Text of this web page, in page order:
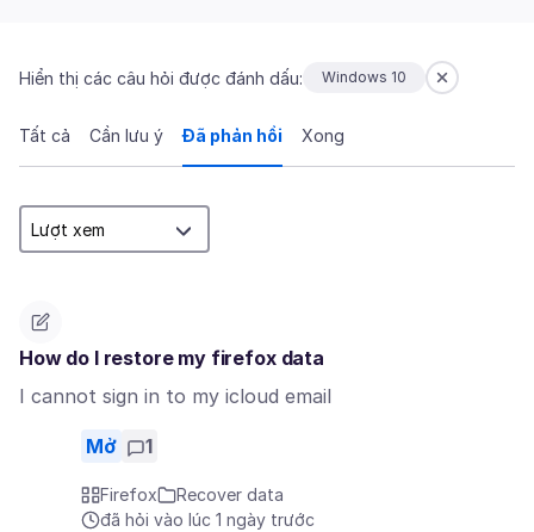
Hiển thị các câu hỏi được đánh dấu: Windows 10
Tất cả Cần lưu ý Đã phản hồi Xong
How do I restore my firefox data
I cannot sign in to my icloud email
Mở 1
Firefox
Recover data
đã hỏi vào lúc 1 ngày trước